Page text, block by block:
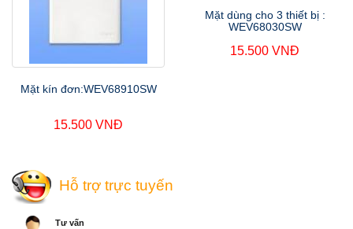
Mặt kín đơn:WEV68910SW
15.500 VNĐ
Mặt dùng cho 3 thiết bị :
WEV68030SW
15.500 VNĐ
Hỗ trợ trực tuyến
Tư vấn